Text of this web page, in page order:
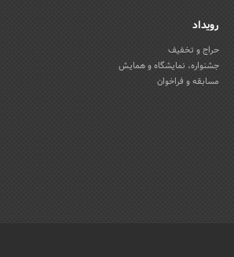
رویداد
حراج و تخفیف
جشنواره، نمایشگاه و همایش
مسابقه و فراخوان